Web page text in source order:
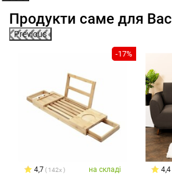
Продукти саме для Вас
Previous
-17%
4,7 142x на складі 4,4